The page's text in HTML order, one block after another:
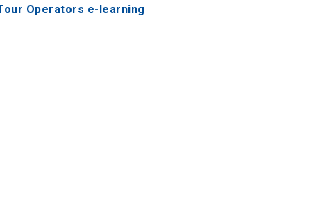
Operators e-learning